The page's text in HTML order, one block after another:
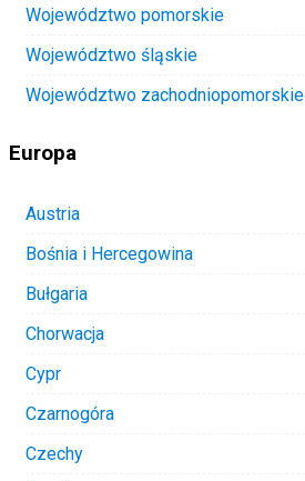
Województwo pomorskie
Województwo śląskie
Województwo zachodniopomorskie
Europa
Austria
Bośnia i Hercegowina
Bułgaria
Chorwacja
Cypr
Czarnogóra
Czechy